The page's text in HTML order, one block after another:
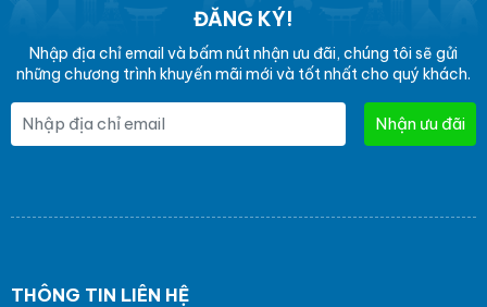
ĐĂNG KÝ!
Nhập địa chỉ email và bấm nút nhận ưu đãi, chúng tôi sẽ gửi
những chương trình khuyến mãi mới và tốt nhất cho quý khách.
Nhận ưu đãi
THÔNG TIN LIÊN HỆ